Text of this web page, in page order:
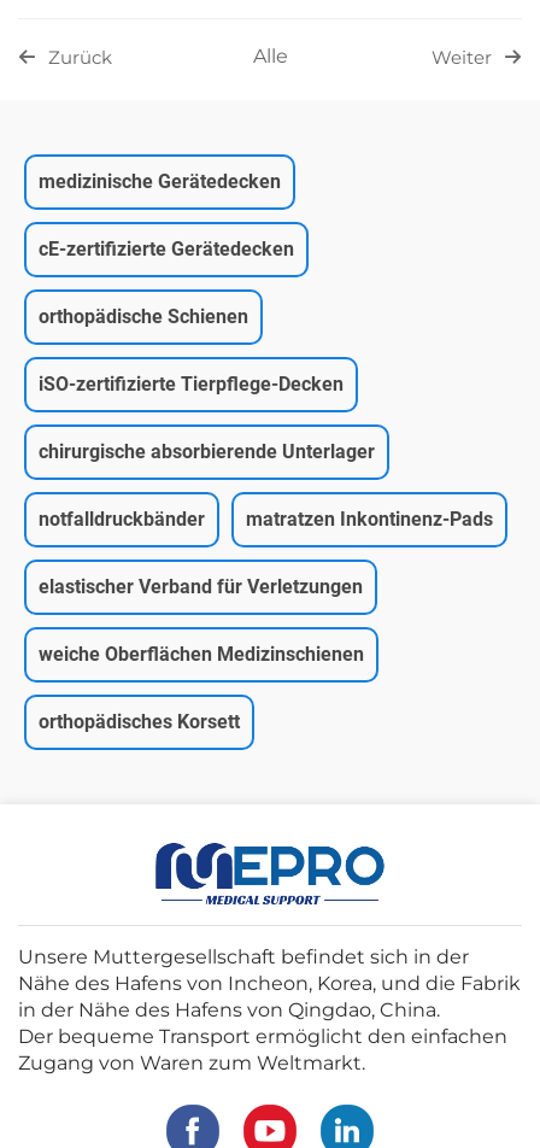
Zurück Alle Weiter
medizinische Gerätedecken
cE-zertifizierte Gerätedecken
orthopädische Schienen
iSO-zertifizierte Tierpflege-Decken
chirurgische absorbierende Unterlager
notfalldruckbänder matratzen Inkontinenz-Pads
elastischer Verband für Verletzungen
weiche Oberflächen Medizinschienen
orthopädisches Korsett
Unsere Muttergesellschaft befindet sich in der
Nähe des Hafens von Incheon, Korea, und die Fabrik
in der Nähe des Hafens von Qingdao, China.
Der bequeme Transport ermöglicht den einfachen
Zugang von Waren zum Weltmarkt.